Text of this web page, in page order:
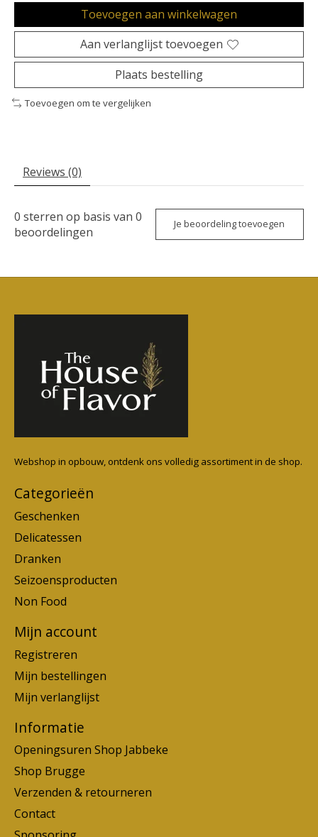
Toevoegen aan winkelwagen
Aan verlanglijst toevoegen
Plaats bestelling
Toevoegen om te vergelijken
Reviews (0)
0 sterren op basis van 0
beoordelingen
Je beoordeling toevoegen
Webshop in opbouw, ontdenk ons volledig assortiment in de shop.
Categorieën
Geschenken
Delicatessen
Dranken
Seizoensproducten
Non Food
Mijn account
Registreren
Mijn bestellingen
Mijn verlanglijst
Informatie
Openingsuren Shop Jabbeke
Shop Brugge
Verzenden & retourneren
Contact